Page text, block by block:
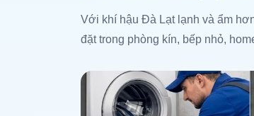
Với khí hậu Đà Lạt lạnh và ẩm
đặt trong phòng kín, bếp nhỏ,